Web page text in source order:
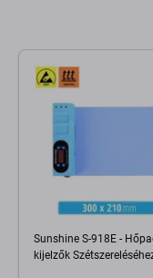
Sunshine S-918E -
kijelzők